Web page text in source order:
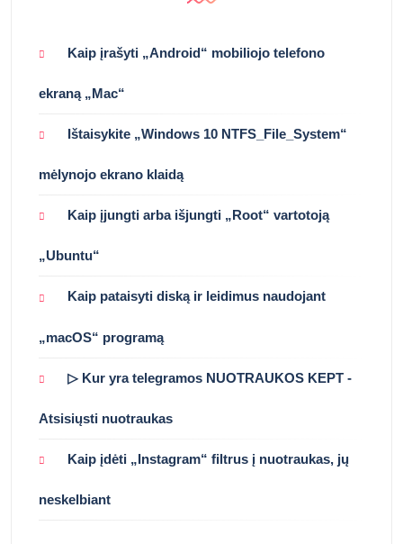
Kaip įrašyti „Android“ mobiliojo telefono
ekraną „Mac“
Ištaisykite „Windows 10 NTFS_File_System“
mėlynojo ekrano klaidą
Kaip įjungti arba išjungti „Root“ vartotoją
„Ubuntu“
Kaip pataisyti diską ir leidimus naudojant
„macOS“ programą
▷ Kur yra telegramos NUOTRAUKOS KEPT -
Atsisiųsti nuotraukas
Kaip įdėti „Instagram“ filtrus į nuotraukas, jų
neskelbiant